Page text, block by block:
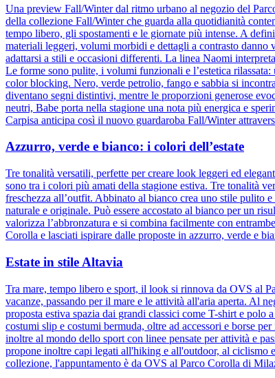
Una preview Fall/Winter dal ritmo urbano al negozio del
della collezione Fall/Winter che guarda alla quotidianità
tempo libero, gli spostamenti e le giornate più intense. A
materiali leggeri, volumi morbidi e dettagli a contrasto danno
adattarsi a stili e occasioni differenti. La linea Naomi
Le forme sono pulite, i volumi funzionali e l’estetica
color blocking. Nero, verde petrolio, fango e sabbia si
diventano segni distintivi, mentre le proporzioni generose
neutri, Babe porta nella stagione una nota più energica e
Carpisa anticipa così il nuovo guardaroba Fall/Winter
Azzurro, verde e bianco: i colori dell’estate
Tre tonalità versatili, perfette per creare look leggeri ed
sono tra i colori più amati della stagione estiva. Tre tonalità
freschezza all’outfit. Abbinato al bianco crea uno stile pulito
naturale e originale. Può essere accostato al bianco per un
valorizza l’abbronzatura e si combina facilmente con
Corolla e lasciati ispirare dalle proposte in azzurro, verde e
Estate in stile Altavia
Tra mare, tempo libero e sport, il look si rinnova da OVS al
vacanze, passando per il mare e le attività all'aria aperta. Al
proposta estiva spazia dai grandi classici come T-shirt e polo
costumi slip e costumi bermuda, oltre ad accessori e borse
inoltre al mondo dello sport con linee pensate per attività e
propone inoltre capi legati all'hiking e all'outdoor, al ciclismo
collezione, l'appuntamento è da OVS al Parco Corolla di